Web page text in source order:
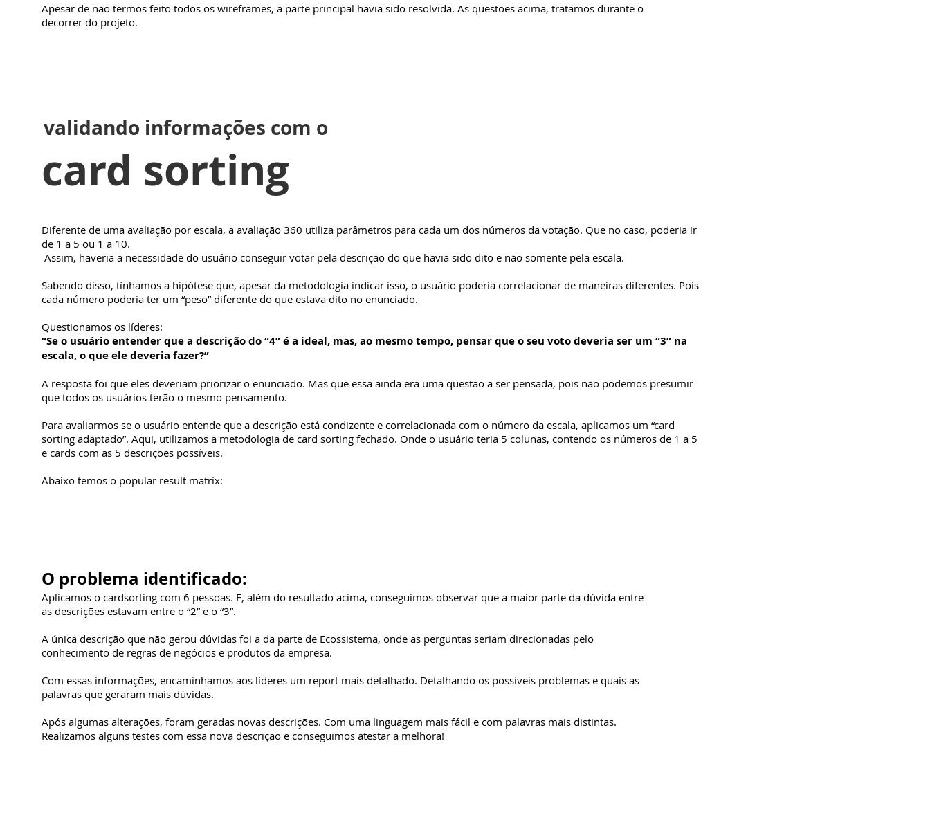
Apesar de não termos feito todos os wireframes, a parte principal havia sido resolvida. As questões acima, tratamos durante o
decorrer do projeto.
validando informações com o
card sorting
Diferente de uma avaliação por escala, a avaliação 360 utiliza parâmetros para cada um dos números da votação. Que no caso, poderia ir
de 1 a 5 ou 1 a 10.
Assim, haveria a necessidade do usuário conseguir votar pela descrição do que havia sido dito e não somente pela escala.
Sabendo disso, tínhamos a hipótese que, apesar da metodologia indicar isso, o usuário poderia correlacionar de maneiras diferentes. Pois
cada número poderia ter um “peso” diferente do que estava dito no enunciado.
Questionamos os líderes:
“Se o usuário entender que a descrição do “4” é a ideal, mas, ao mesmo tempo, pensar que o seu voto deveria ser um “3” na
escala, o que ele deveria fazer?”
A resposta foi que eles deveriam priorizar o enunciado. Mas que essa ainda era uma questão a ser pensada, pois não podemos presumir
que todos os usuários terão o mesmo pensamento.
Para avaliarmos se o usuário entende que a descrição está condizente e correlacionada com o número da escala, aplicamos um “card
sorting adaptado”. Aqui, utilizamos a metodologia de card sorting fechado. Onde o usuário teria 5 colunas, contendo os números de 1 a 5
e cards com as 5 descrições possíveis.
Abaixo temos o popular result matrix:
O problema identificado:
Aplicamos o cardsorting com 6 pessoas. E, além do resultado acima, conseguimos observar que a maior parte da dúvida entre
as descrições estavam entre o “2” e o “3”.
A única descrição que não gerou dúvidas foi a da parte de Ecossistema, onde as perguntas seriam direcionadas pelo
conhecimento de regras de negócios e produtos da empresa.
Com essas informações, encaminhamos aos líderes um report mais detalhado. Detalhando os possíveis problemas e quais as
palavras que geraram mais dúvidas.
Após algumas alterações, foram geradas novas descrições. Com uma linguagem mais fácil e com palavras mais distintas.
Realizamos alguns testes com essa nova descrição e conseguimos atestar a melhora!